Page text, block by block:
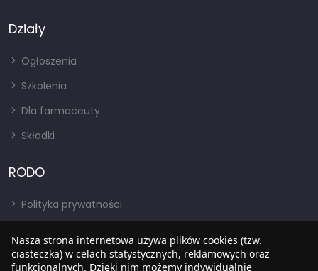
Działy
Ogłoszenia
Szkolenia
Dla farmaceuty
Składki
RODO
Polityka prywatności
RODO
Nasza strona internetowa używa plików cookies (tzw.
ciasteczka) w celach statystycznych, reklamowych oraz
funkcjonalnych. Dzięki nim możemy indywidualnie